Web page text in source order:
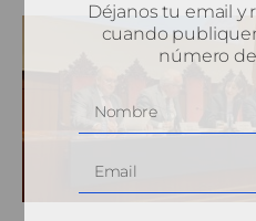
Déjanos tu email y
cuando
número